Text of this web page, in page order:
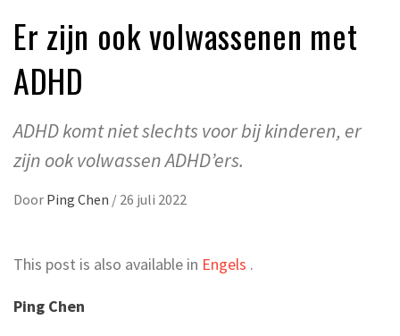
Er zijn ook volwassenen met
ADHD
ADHD komt niet slechts voor bij kinderen, er
zijn ook volwassen ADHD’ers.
Door Ping Chen / 26 juli 2022
This post is also available in Engels .
Ping Chen